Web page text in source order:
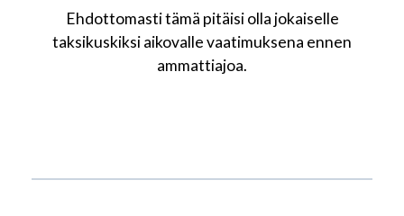
Ehdottomasti tämä pitäisi olla jokaiselle
taksikuskiksi aikovalle vaatimuksena ennen
ammattiajoa.